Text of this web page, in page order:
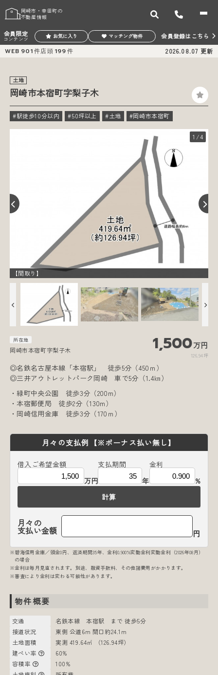
岡崎市・幸田町の
不動産情報
会員限定
コンテンツ お気に入り マッチング物件 会員登録はこちら
WEB 901件店頭 199件 2026.08.07 更新
土地
岡崎市本宿町字梨子木
#駅徒歩10分以内 #50坪以上 #土地 #岡崎市本宿町
1 /4
【間取り】
所在地
岡崎市本宿町字梨子木 1,500万円
126.94坪
◎名鉄名古屋本線「本宿駅」 徒歩5分（450ｍ）
◎三井アウトレットパーク岡崎 車で5分（1.4㎞）
・緑町中央公園 徒歩3分（200m）
・本宿郵便局 徒歩2分（130m）
・岡崎信用金庫 徒歩3分（170ｍ）
月々の支払例 【※ボーナス払い無し】
借入ご希望金額
万円
支払期間
年
金利
%
計算
月々の
支払い金額 円
※碧海信用金庫／頭金0円、返済期間35年、金利0.900%変動金利変動金利（2026年08月）
の場合
※金利は毎月見直されます。別途、融資手数料、その他諸費用がかかります。
※審査により金利は変わる可能性があります。
物件概要
交通
名鉄本線 本宿駅 まで 徒歩5分
接道状況
東側 公道6m 間口約24.1m
土地面積
実測 419.64㎡ （126.94坪）
建ぺい率
60%
容積率
100%